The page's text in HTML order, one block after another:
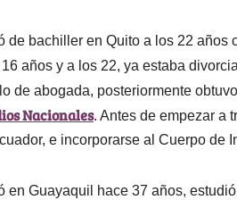
de bachiller en Quito a los 22 años
años y a los 22, ya estaba
de abogada, posteriormente
Nacionales. Antes de empezar a
e incorporarse al Cuerpo de
en Guayaquil hace 37 años,